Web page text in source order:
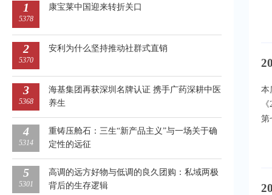
1
5378
康宝莱中国迎来转折关口
2
5370
安利为什么坚持推动社群式直销
3
5368
海基集团再获深圳名牌认证 携手广药深耕中医
养生
4
5314
重铸压舱石：三生“新产品主义”与一场关于确
定性的远征
5
5301
高调的远方好物与低调的良久团购：私域两极
背后的生存逻辑
本
第